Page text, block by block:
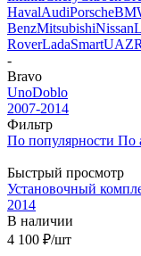
HavalAudiPorsche
BenzMitsubishiNissan
RoverLadaSmartUAZ
-
Bravo
UnoDoblo
2007-2014
Фильтр
По популярности По
Быстрый просмотр
Установочный
2014
В наличии
4 100 ₽/шт